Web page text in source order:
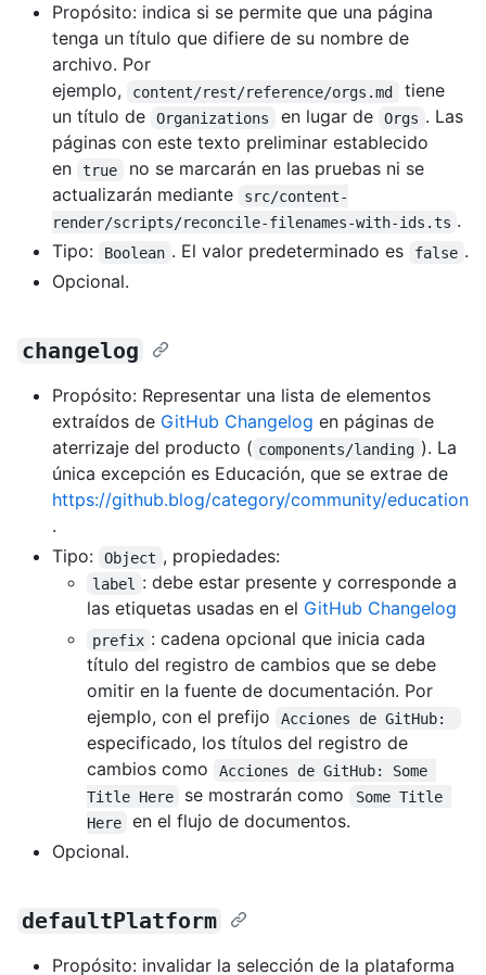
Propósito: indica si se permite que una página
tenga un título que difiere de su nombre de
archivo. Por
ejemplo,
content/rest/reference/orgs.md
tiene
un título de
Organizations en lugar de Orgs . Las
páginas con este texto preliminar establecido
en
true
no se marcarán en las pruebas ni se
actualizarán mediante
src/content-
render/scripts/reconcile-filenames-with-ids.ts .
Tipo:
Boolean . El valor predeterminado es false .
Opcional.
changelog
Propósito: Representar una lista de elementos
extraídos de GitHub Changelog en páginas de
aterrizaje del producto ( components/landing ). La
única excepción es Educación, que se extrae de
https://github.blog/category/community/education
.
Tipo:
Object , propiedades:
label
: debe estar presente y corresponde a
las etiquetas usadas en el GitHub Changelog
prefix : cadena opcional que inicia cada
título del registro de cambios que se debe
omitir en la fuente de documentación. Por
ejemplo, con el prefijo
Acciones de GitHub:
especificado, los títulos del registro de
cambios como
Acciones de GitHub: Some
Title Here
se mostrarán como
Some Title
Here
en el flujo de documentos.
Opcional.
defaultPlatform
Propósito: invalidar la selección de la plataforma